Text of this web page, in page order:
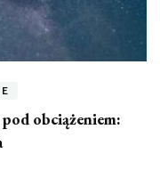
pod obciążeniem: